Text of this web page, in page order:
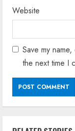
Website
Save my
the next time I